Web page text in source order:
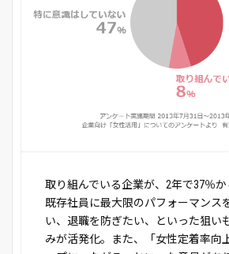
取り組んでいる企業が、2年で37％か
既存社員に最大限のパフォーマンス
い、退職を防ぎたい、といった狙い
みが活発化。また、「女性定着率向